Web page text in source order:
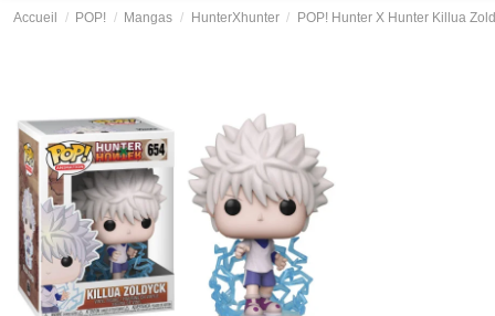
Accueil POP! Mangas HunterXhunter POP! Hunter X Hunter Killua